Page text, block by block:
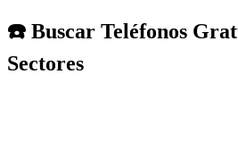
☎️ Buscar Teléfonos
Sectores